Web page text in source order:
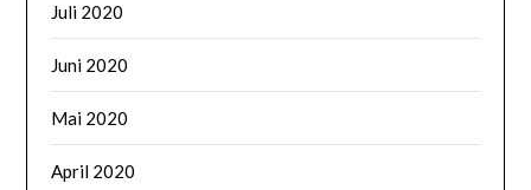
Juli 2020
Juni 2020
Mai 2020
April 2020